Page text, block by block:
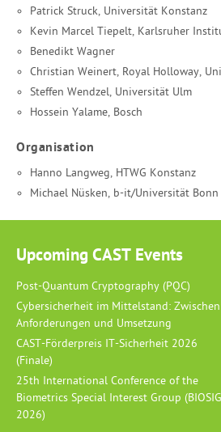
Patrick Struck, Universität Konstanz
Kevin Marcel Tiepelt, Karlsruher
Benedikt Wagner
Christian Weinert, Royal Holloway,
Steffen Wendzel, Universität Ulm
Hossein Yalame, Bosch
Organisation
Hanno Langweg, HTWG Konstanz
Michael Nüsken, b-it/Universität Bonn
Upcoming CAST Events
Post-Quantum Cryptography (PQC)
Cybersicherheit im Mittelstand: Zwischen
Anforderungen und Umsetzung
CAST-Förderpreis IT-Sicherheit 2026
(Finale)
25th International Conference of the
Biometrics Special Interest Group (BIOSIG
2026)